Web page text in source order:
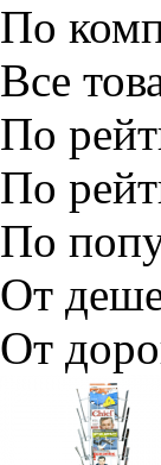
По
Все
По
По
По
От
От